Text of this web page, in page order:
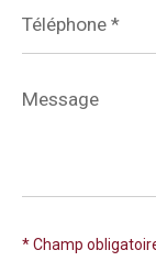
*
Message
*
* Champ